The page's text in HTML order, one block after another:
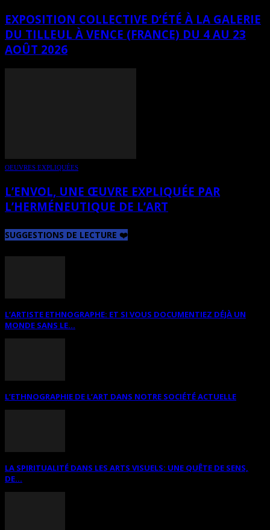
EXPOSITION COLLECTIVE D’ÉTÉ À LA GALERIE
DU TILLEUL À VENCE (FRANCE) DU 4 AU 23
AOÛT 2026
OEUVRES EXPLIQUÉES
L’ENVOL, UNE ŒUVRE EXPLIQUÉE PAR
L’HERMÉNEUTIQUE DE L’ART
SUGGESTIONS DE LECTURE ❤️
L’ARTISTE ETHNOGRAPHE: ET SI VOUS DOCUMENTIEZ DÉJÀ UN
MONDE SANS LE...
L’ETHNOGRAPHIE DE L’ART DANS NOTRE SOCIÉTÉ ACTUELLE
LA SPIRITUALITÉ DANS LES ARTS VISUELS: UNE QUÊTE DE SENS,
DE...